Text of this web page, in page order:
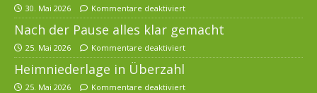
30. Mai 2026 Kommentare deaktiviert
Nach der Pause alles klar gemacht
25. Mai 2026 Kommentare deaktiviert
Heimniederlage in Überzahl
25. Mai 2026 Kommentare deaktiviert